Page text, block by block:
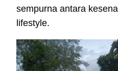
sempurna antara
lifestyle.